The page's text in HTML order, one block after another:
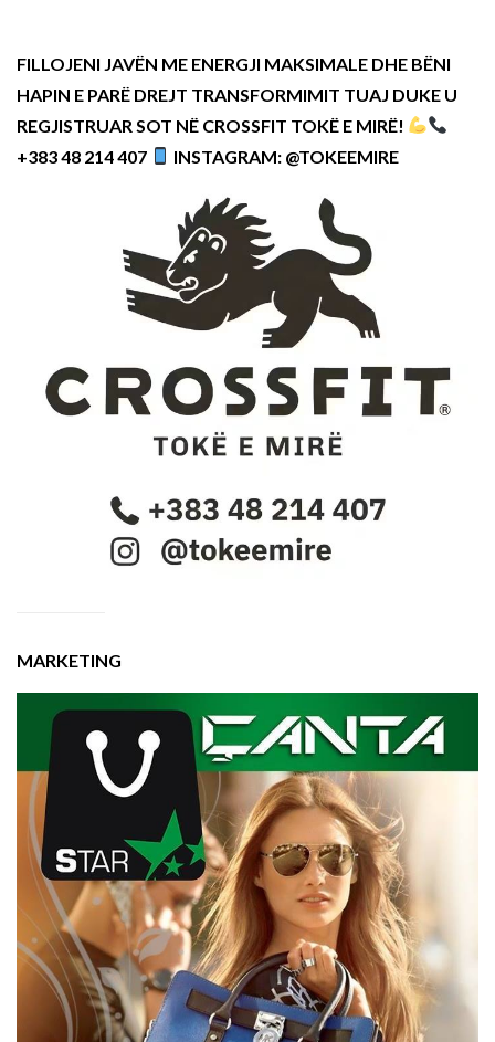
FILLOJENI JAVËN ME ENERGJI MAKSIMALE DHE BËNI
HAPIN E PARË DREJT TRANSFORMIMIT TUAJ DUKE U
REGJISTRUAR SOT NË CROSSFIT TOKË E MIRË!
+383 48 214 407
INSTAGRAM: @TOKEEMIRE
MARKETING